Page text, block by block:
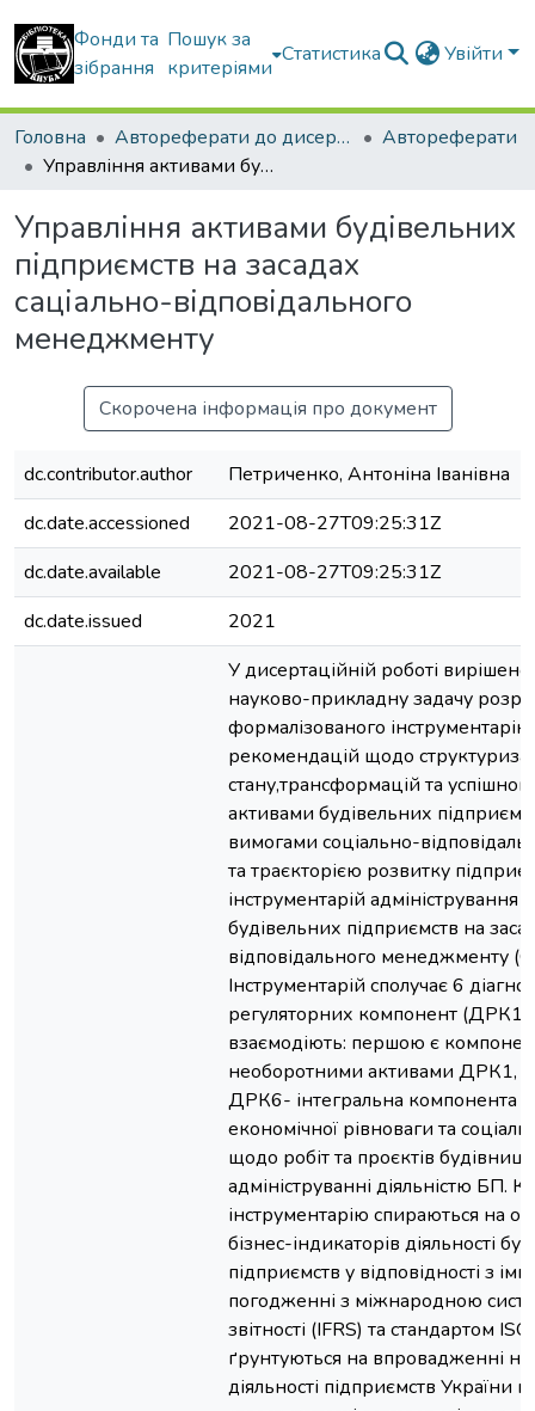
Фонди та
зібрання
Пошук за
критеріями
Статистика Увійти
Головна Автореферати до дисертацій
Автореферати
Управління активами будівельних підприємств на засадах саціально-відповідального менеджменту
Управління активами будівельних
підприємств на засадах
саціально-відповідального
менеджменту
Скорочена інформація про документ
dc.contributor.author
Петриченко, Антоніна Іванівна
dc.date.accessioned
2021-08-27T09:25:31Z
dc.date.available
2021-08-27T09:25:31Z
dc.date.issued
2021
У дисертаційній роботі вирішено
науково-прикладну задачу
формалізованого
рекомендацій щодо
стану,трансформацій та
активами будівельних
вимогами соціально-
та траєкторією розвитку
інструментарій адміністрування
будівельних підприємств на
відповідального менеджменту
Інструментарій сполучає 6
регуляторних компонент (ДРК1
взаємодіють: першою є
необоротними активами ДРК1,
ДРК6- інтегральна компонента
економічної рівноваги та
щодо робіт та проєктів
адмініструванні діяльністю БП.
інструментарію спираються на
бізнес-індикаторів діяльності
підприємств у відповідності з
погодженні з міжнародною
звітності (IFRS) та стандартом
ґрунтуються на впровадженні
діяльності підприємств України